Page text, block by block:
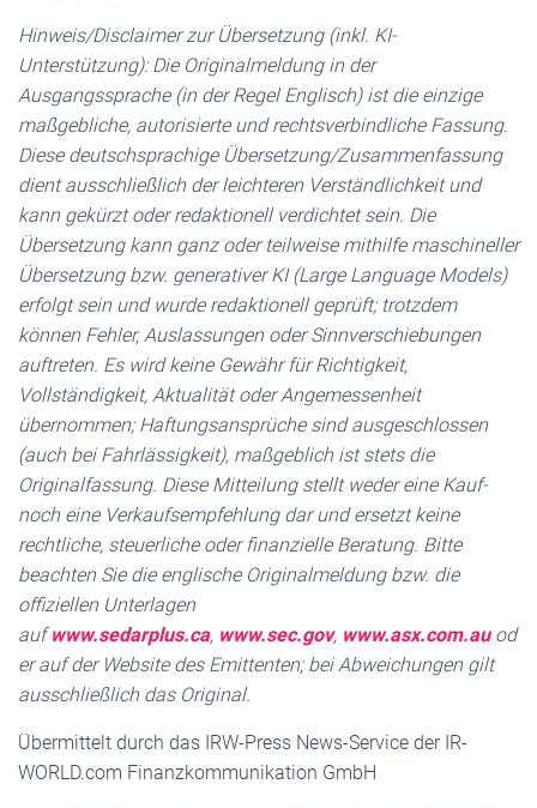
Hinweis/Disclaimer zur Übersetzung (inkl. KI-
Unterstützung): Die Originalmeldung in der
Ausgangssprache (in der Regel Englisch) ist die einzige
maßgebliche, autorisierte und rechtsverbindliche Fassung.
Diese deutschsprachige Übersetzung/Zusammenfassung
dient ausschließlich der leichteren Verständlichkeit und
kann gekürzt oder redaktionell verdichtet sein. Die
Übersetzung kann ganz oder teilweise mithilfe maschineller
Übersetzung bzw. generativer KI (Large Language Models)
erfolgt sein und wurde redaktionell geprüft; trotzdem
können Fehler, Auslassungen oder Sinnverschiebungen
auftreten. Es wird keine Gewähr für Richtigkeit,
Vollständigkeit, Aktualität oder Angemessenheit
übernommen; Haftungsansprüche sind ausgeschlossen
(auch bei Fahrlässigkeit), maßgeblich ist stets die
Originalfassung. Diese Mitteilung stellt weder eine Kauf-
noch eine Verkaufsempfehlung dar und ersetzt keine
rechtliche, steuerliche oder finanzielle Beratung. Bitte
beachten Sie die englische Originalmeldung bzw. die
offiziellen Unterlagen
aufwww.sedarplus.ca, www.sec.gov, www.asx.com.auod
er auf der Website des Emittenten; bei Abweichungen gilt
ausschließlich das Original.
Übermittelt durch das IRW-Press News-Service der IR-
WORLD.com Finanzkommunikation GmbH